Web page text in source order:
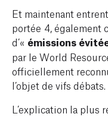
Et maintenant
portée 4, également
d’« émissions
par le World
officiellement
l’objet de vifs débats.
L’explication la plus